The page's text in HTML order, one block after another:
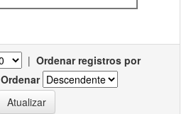
| Ordenar registros por
Ordenar